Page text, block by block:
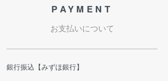
PAYMENT
お支払いについて
銀行振込【みずほ銀行】